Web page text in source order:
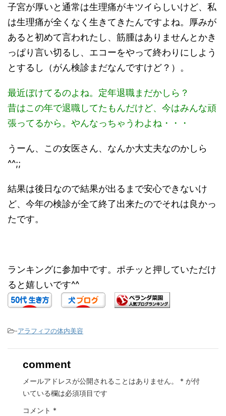
子宮が厚いと通常は生理痛がキツイらしいけど、私
は生理痛が全くなく生きてきたんですよね。厚みが
あると初めて言われたし、筋腫はありませんとかき
っぱり言い切るし、エコーをやって終わりにしよう
とするし（がん検診まだなんですけど？）。
最近ぼけてるのよね。定年退職まだかしら？
昔はこの年で退職してたもんだけど、今はみんな頑
張ってるから。やんなっちゃうわよね・・・
うーん、この女医さん、なんか大丈夫なのかしら
^^;;
結果は後日なので結果が出るまで安心できないけ
ど、今年の検診が全て終了出来たのでそれは良かっ
たです。
ランキングに参加中です。ポチッと押していただけ
ると嬉しいです^^
-アラフィフの体内美容
comment
メールアドレスが公開されることはありません。 * が付
いている欄は必須項目です
コメント *